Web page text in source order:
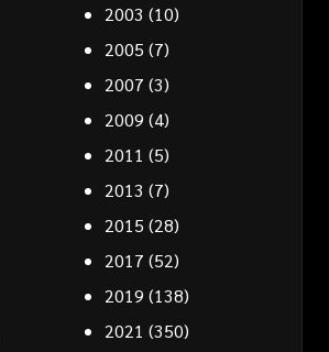
2003 (10)
2005 (7)
2007 (3)
2009 (4)
2011 (5)
2013 (7)
2015 (28)
2017 (52)
2019 (138)
2021 (350)